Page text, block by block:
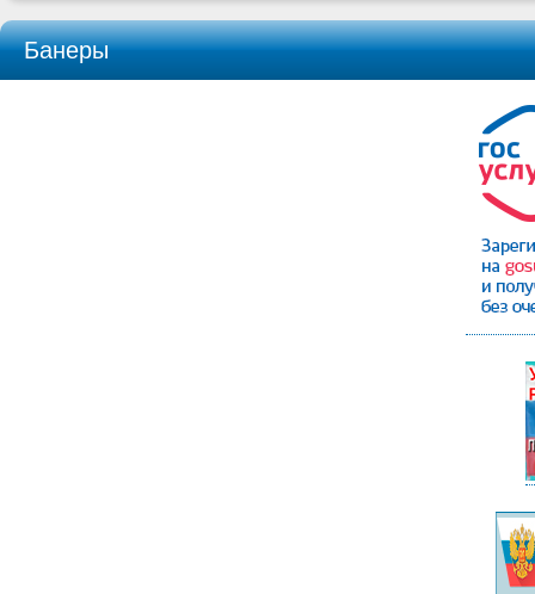
Банеры